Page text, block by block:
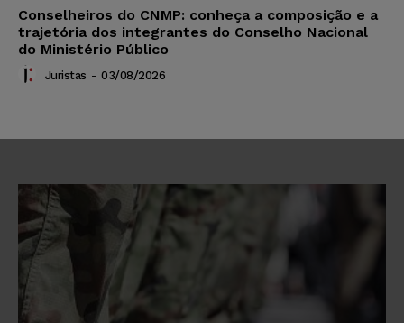
Conselheiros do CNMP: conheça a composição e a
trajetória dos integrantes do Conselho Nacional
do Ministério Público
Juristas - 03/08/2026